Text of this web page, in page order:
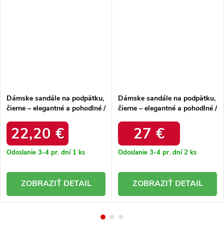
Dámske sandále na podpätku,
čierne – elegantné a pohodlné /
22,20 €
Odoslanie 3-4 pr. dní 1 ks
DETAIL
Dámske sandále na podpätku,
čierne – elegantné a pohodlné /
27 €
Odoslanie 3-4 pr. dní2 ks
DETAIL